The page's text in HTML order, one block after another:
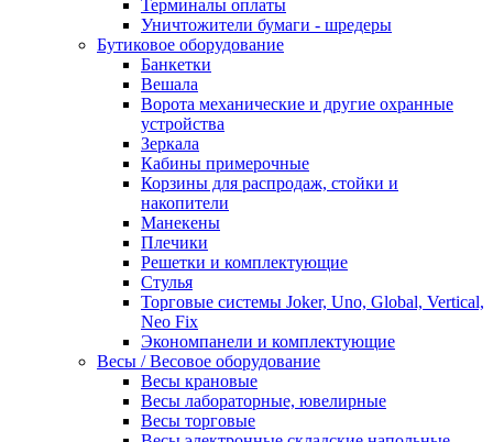
Терминалы оплаты
Уничтожители бумаги - шредеры
Бутиковое оборудование
Банкетки
Вешала
Ворота механические и другие охранные
устройства
Зеркала
Кабины примерочные
Корзины для распродаж, стойки и
накопители
Манекены
Плечики
Решетки и комплектующие
Стулья
Торговые системы Joker, Uno, Global, Vertical,
Neo Fix
Экономпанели и комплектующие
Весы / Весовое оборудование
Весы крановые
Весы лабораторные, ювелирные
Весы торговые